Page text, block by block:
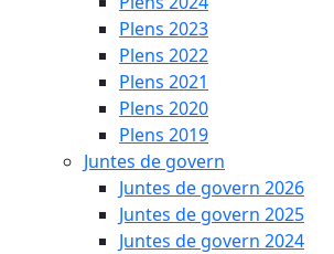
Plens 2023
Plens 2022
Plens 2021
Plens 2020
Plens 2019
Juntes de govern
Juntes de govern 2026
Juntes de govern 2025
Juntes de govern 2024